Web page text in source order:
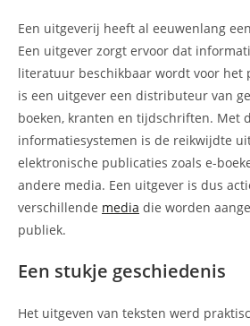
Een uitgeverij heeft al eeuwenlang
Een uitgever zorgt ervoor dat
literatuur beschikbaar wordt voor het
is een uitgever een distributeur van
boeken, kranten en tijdschriften. Met
informatiesystemen is de reikwijdte
elektronische publicaties zoals e-
andere media. Een uitgever is dus
verschillende media die worden
publiek.
Een stukje geschiedenis
Het uitgeven van teksten werd